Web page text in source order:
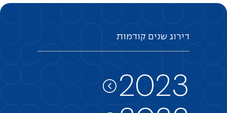
דירוג שנים קודמות
2023